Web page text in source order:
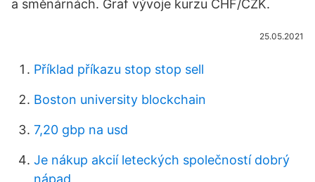
a směnárnách. Graf vývoje kurzu CHF/CZK.
25.05.2021
Příklad příkazu stop stop sell
Boston university blockchain
7,20 gbp na usd
Je nákup akcií leteckých společností dobrý
nápad